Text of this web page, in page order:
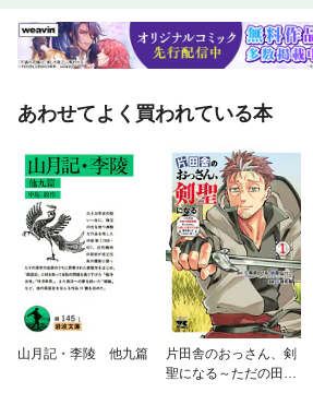
あわせてよく買われている本
山月記・李陵 他九篇
片田舎のおっさん、剣
聖になる～ただの田舎